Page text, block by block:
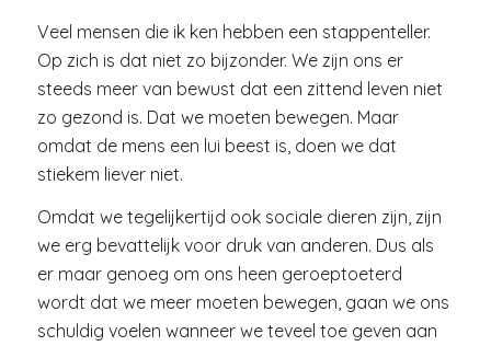
Veel mensen die ik ken hebben een stappenteller.
Op zich is dat niet zo bijzonder. We zijn ons er
steeds meer van bewust dat een zittend leven niet
zo gezond is. Dat we moeten bewegen. Maar
omdat de mens een lui beest is, doen we dat
stiekem liever niet.
Omdat we tegelijkertijd ook sociale dieren zijn, zijn
we erg bevattelijk voor druk van anderen. Dus als
er maar genoeg om ons heen geroeptoeterd
wordt dat we meer moeten bewegen, gaan we ons
schuldig voelen wanneer we teveel toe geven aan